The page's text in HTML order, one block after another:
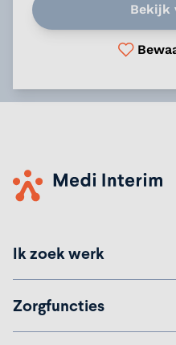
Bekijk
Ik zoek werk
Zorgfuncties